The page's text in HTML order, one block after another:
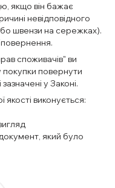
якщо він бажає
невідповідного
швензи на сережках).
споживачів" ви
повернути
у Законі.
виконується:
який було